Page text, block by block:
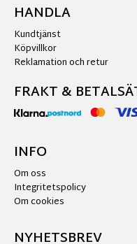
HANDLA
Kundtjänst
Köpvillkor
Reklamation och retur
FRAKT &
INFO
Om oss
Integritetspolicy
Om cookies
NYHETSBREV